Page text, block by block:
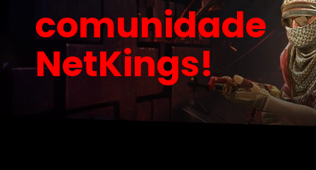
comunidade
NetKings!